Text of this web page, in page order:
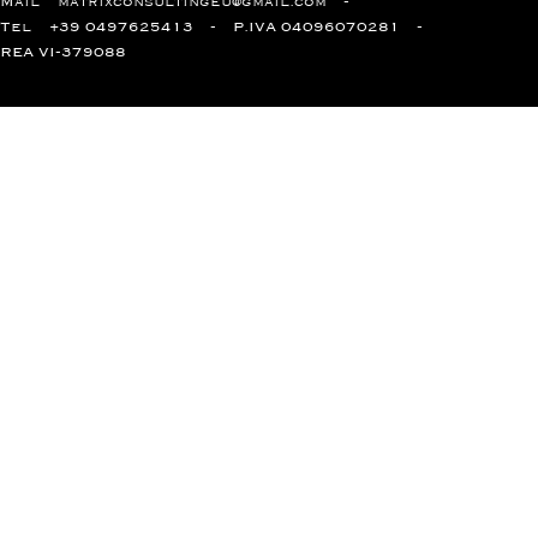
Tel +39 0497625413 P.IVA 04096070281
REA VI-379088